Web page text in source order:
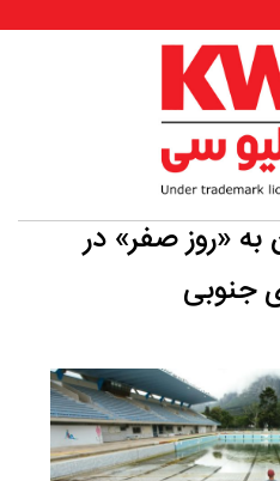
به «روز صفر» در
جنوبی